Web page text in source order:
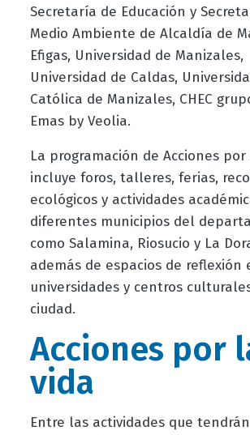
Secretaría de Educación y
Medio Ambiente de Alcaldía de
Efigas, Universidad de Manizales,
Universidad de Caldas,
Católica de Manizales, CHEC
Emas by Veolia.
La programación de Acciones
incluye foros, talleres, ferias,
ecológicos y actividades
diferentes municipios del
como Salamina, Riosucio y La
además de espacios de reflexión
universidades y centros
ciudad.
Acciones por
vida
Entre las actividades que tendrán